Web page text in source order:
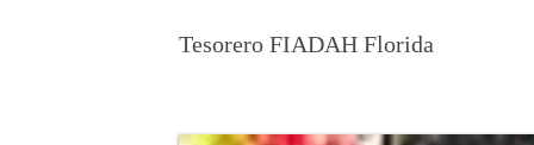
Tesorero FIADAH Florida